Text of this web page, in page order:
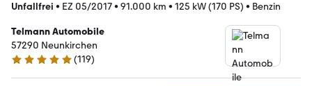
Unfallfrei • EZ 05/2017• 91.000 km • 125 kW (170 PS) • Benzin
Telmann Automobile
57290 Neunkirchen
5 Sterne
(119)